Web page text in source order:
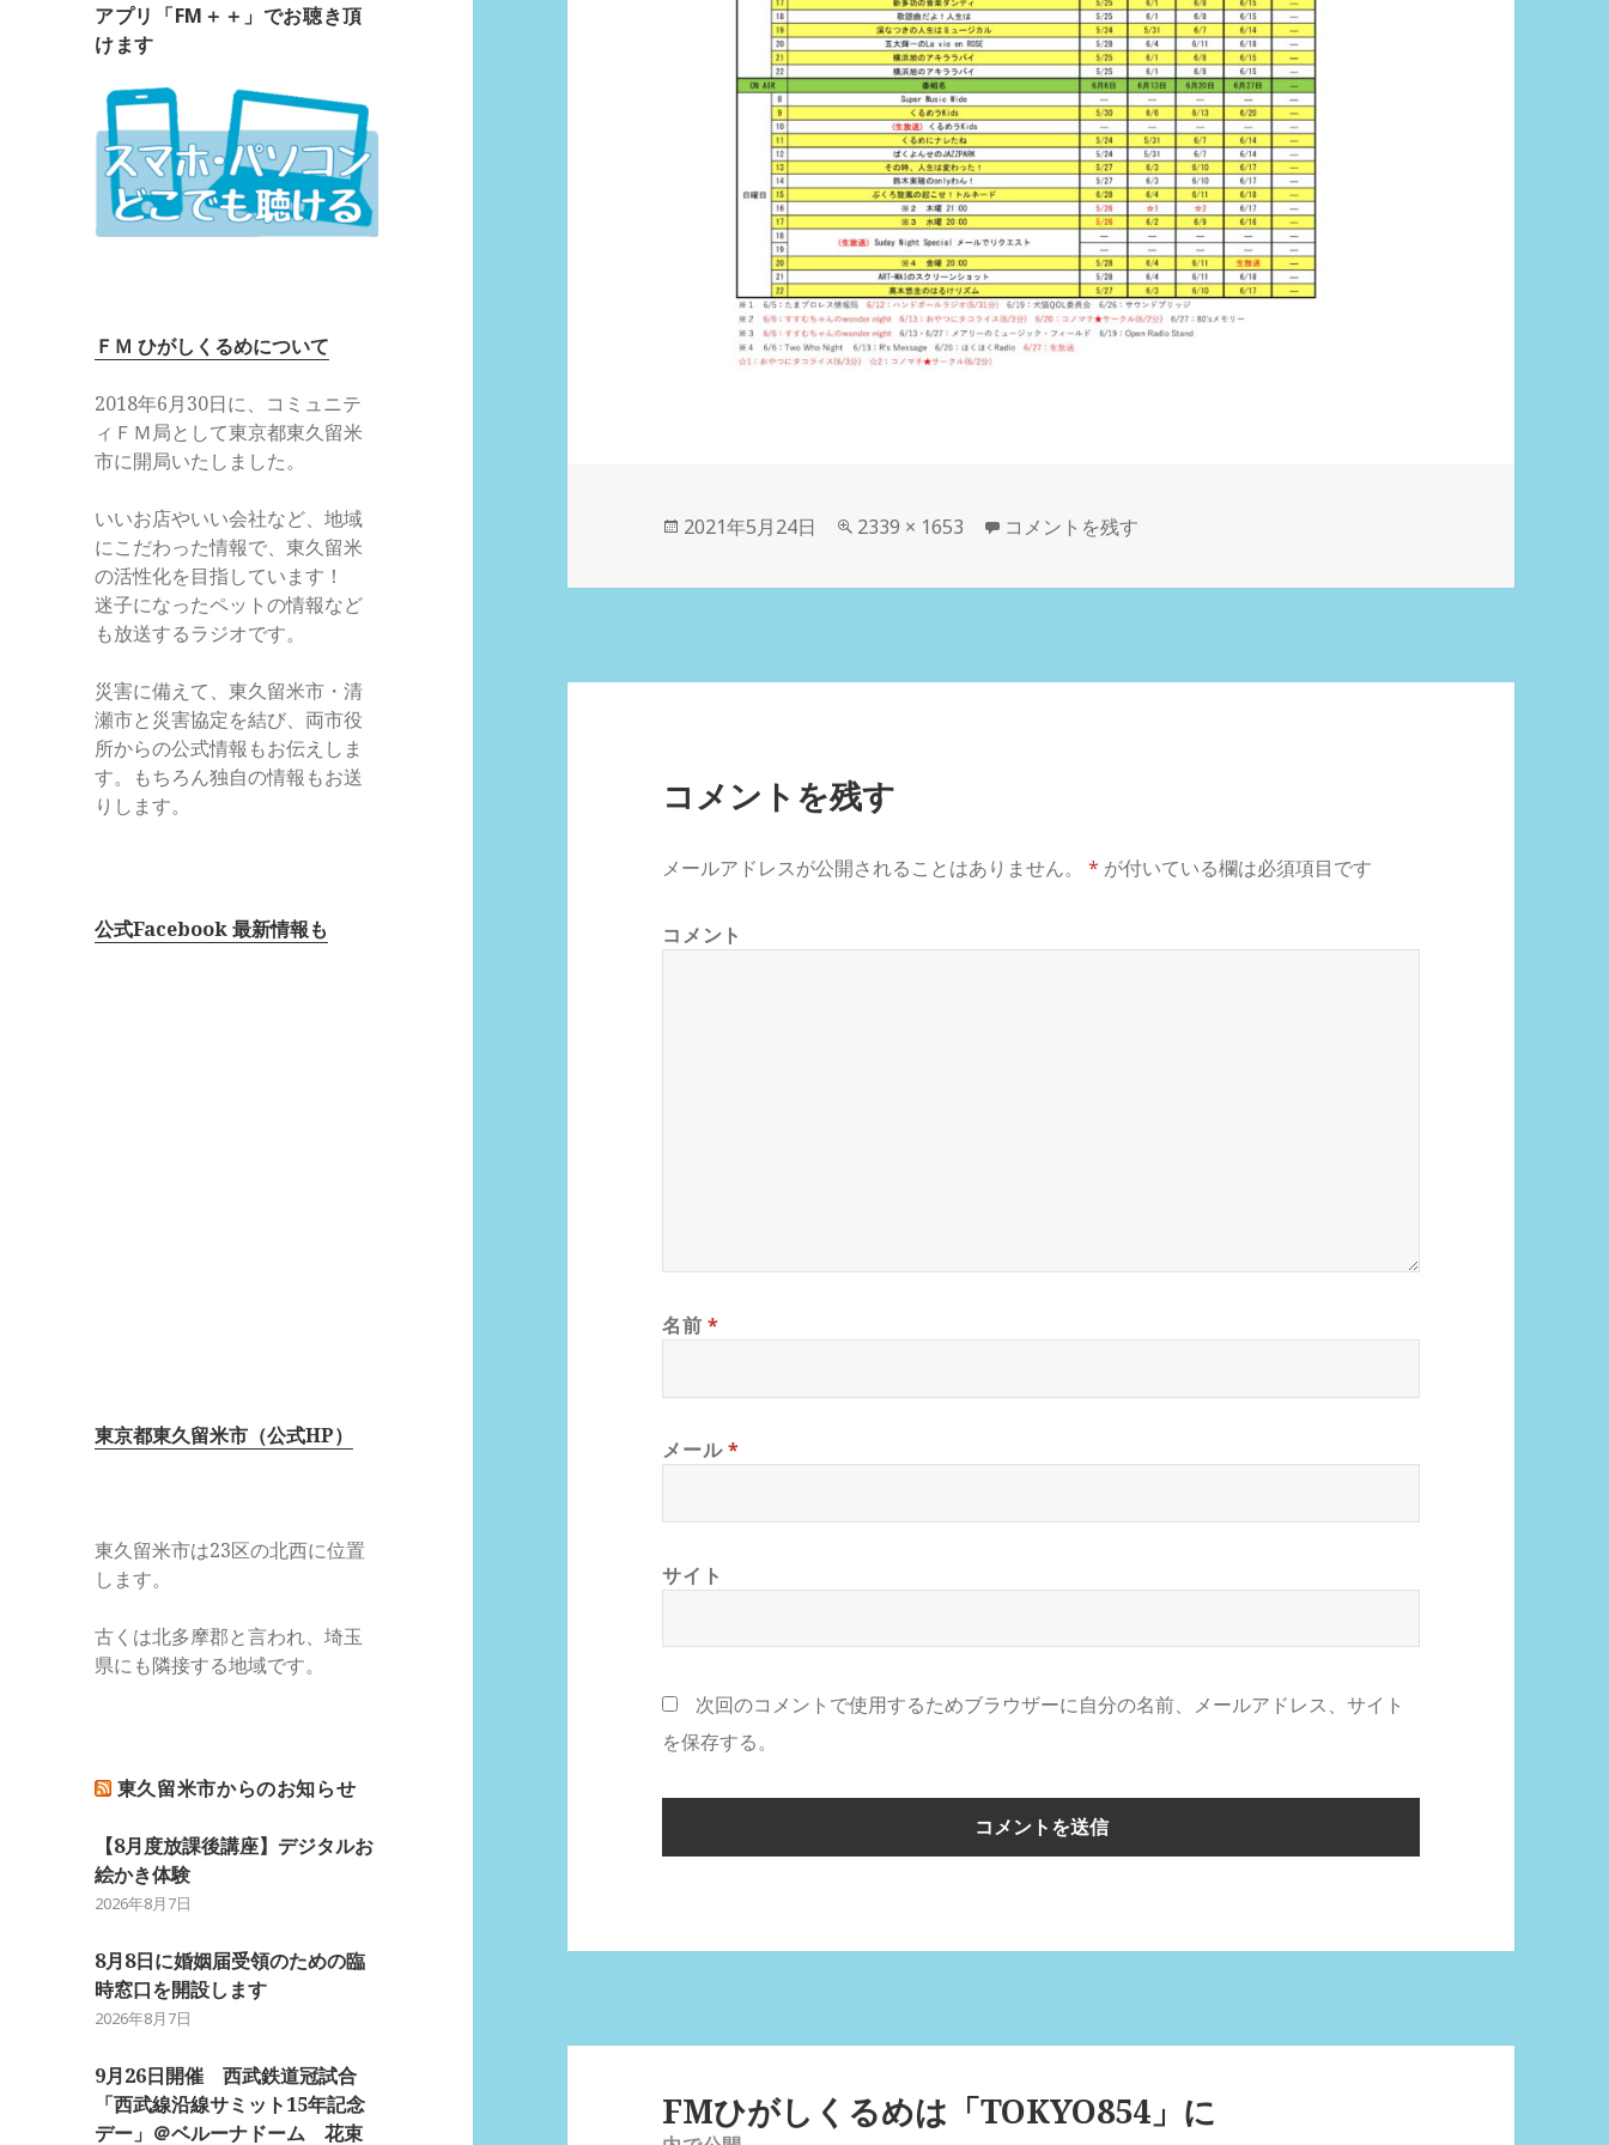
アプリ「FM＋＋」でお聴き頂
けます
ＦＭ ひがしくるめについて
2018年6月30日に、コミュニテ
ィＦＭ局として東京都東久留米
市に開局いたしました。
いいお店やいい会社など、地域
にこだわった情報で、東久留米
の活性化を目指しています！
迷子になったペットの情報など
も放送するラジオです。
災害に備えて、東久留米市・清
瀬市と災害協定を結び、両市役
所からの公式情報もお伝えしま
す。もちろん独自の情報もお送
りします。
公式Facebook 最新情報も
東京都東久留米市（公式HP）
東久留米市は23区の北西に位置
します。
古くは北多摩郡と言われ、埼玉
県にも隣接する地域です。
東久留米市からのお知らせ
【8月度放課後講座】デジタルお
絵かき体験
2026年8月7日
8月8日に婚姻届受領のための臨
時窓口を開設します
2026年8月7日
9月26日開催 西武鉄道冠試合
「西武線沿線サミット15年記念
デー」＠ベルーナドーム 花束
投
日:
2021年5月24日
フ
サ
2339 × 1653 6月の再放送スケジュール2 に
コメントを残す
コメントを残す
メールアドレスが公開されることはありません。 * が付いている欄は必須項目です
コメント
名前*
メール*
サイト
次回のコメントで使用するためブラウザーに自分の名前、メールアドレス、サイト
を保存する。
FMひがしくるめは「TOKYO854」に